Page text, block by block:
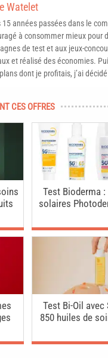
Watelet
15 années passées dans le
à consommer mieux pour
de test et aux jeux-
et réalisé des économies.
dont je profitais, j’ai
CES OFFRES
Test Bioderma
solaires
Test Bi-Oil avec
850 huiles de